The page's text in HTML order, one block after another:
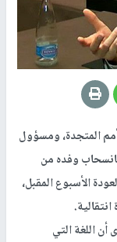
المتجدة، ومسؤول
وفده من
الأسبوع المقبل،
اللغة التي